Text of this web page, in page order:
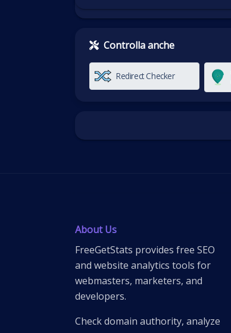
Controlla anche
Redirect Checker
About Us
FreeGetStats provides free SEO
and website analytics tools for
webmasters, marketers, and
developers.
Check domain authority, analyze